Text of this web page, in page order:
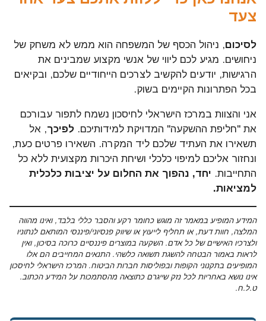
צעד
לסיכום, ניהול הכסף של המשפחה הוא ממש לא משחק של
ניחושים. מגיע לכם ליווי של אנשי מקצוע שמבינים את
הרגישות, יודעים להקשיב לצרכים הייחודיים שלכם, ובקיאים
בכל הפתרונות הקיימים בשוק.
אני והצוות במרכז הישראלי לחיסכון נשמח לתפור עבורכם
את "חליפת ההשקעה" המדויקת למידותיכם. לפיכך, אל
תשאירו את העתיד שלכם ליד המקרה. השאירו פרטים כעת,
ונחזור אליכם למיפוי כלכלי ושיחת היכרות מקצועית ללא כל
התחייבות. יחד, נהפוך את החלום על יציבות כלכלית
למציאות.
המידע המופיע במאמר זה מוגש כחומר רקע והסבר כללי בלבד, ואינו מהווה
המלצה, חוות דעת, או תחליף לייעוץ או שיווק פנסיוני/פיננסי המותאם לנתוניו
ולצרכיו האישיים של כל אדם. השקעה במוצרים פיננסיים כרוכה בסיכון, ואין
לראות באמור הבטחה להשגת תשואה כלשהי. התנאים המחייבים הם אלו
המופיעים בתקנוני הקופות ובפוליסות חברות הביטוח. המרכז הישראלי לחיסכון
אינו נושא באחריות לכל נזק שייגרם כתוצאה מהסתמכות על המידע הכתוב.
ט.ל.ח.